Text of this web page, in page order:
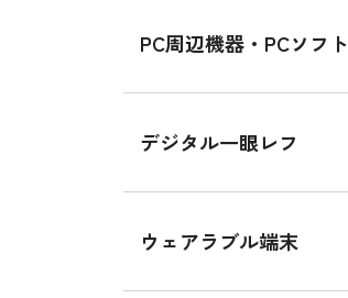
PC周辺機器・PCソフト
デジタル一眼レフ
ウェアラブル端末